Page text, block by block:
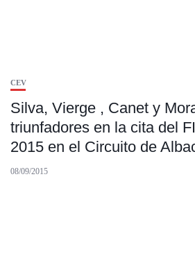
CEV
Silva, Vierge , Canet y
triunfadores en la cita del
2015 en el Circuito de
08/09/2015